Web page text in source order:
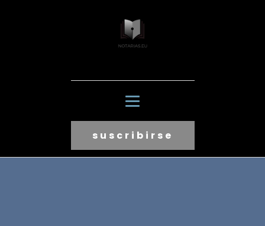
suscribirse